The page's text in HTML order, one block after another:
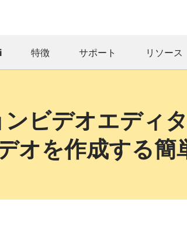
特徴 サポート リソース
ビデオエディ
オを作成する簡